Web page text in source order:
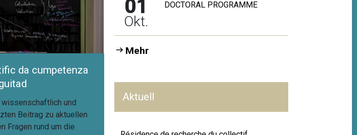
da cumpetenza
und
Beitrag zu aktuellen
Fragen rund um die
01
Okt.
DOCTORAL PROGRAMME
Mehr
Aktuell